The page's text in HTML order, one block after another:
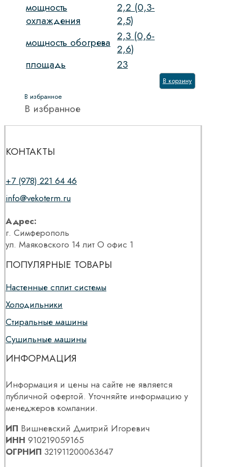
мощность
охлаждения
2,2 (0,3-
2,5)
мощность обогрева 2,3 (0,6-
2,6)
площадь
23
В корзину
В избранное
В избранное
КОНТАКТЫ
+7 (978) 221 64 46
info@vekoterm.ru
Адрес:
г. Симферополь
ул. Маяковского 14 лит О офис 1
ПОПУЛЯРНЫЕ ТОВАРЫ
Настенные сплит системы
Холодильники
Стиральные машины
Сушильные машины
ИНФОРМАЦИЯ
Информация и цены на сайте не является
публичной офертой. Уточняйте информацию у
менеджеров компании.
ИП Вишневский Дмитрий Игоревич
ИНН 910219059165
ОГРНИП 321911200063647